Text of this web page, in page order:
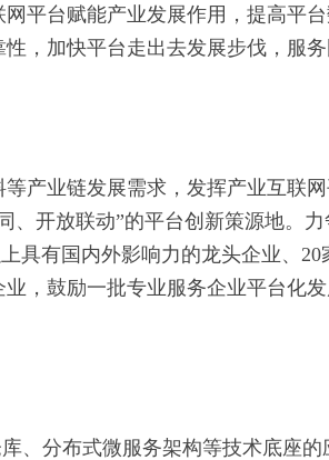
平台赋能产业发展作用，提高平
，加快平台走出去发展步伐，服
产业链发展需求，发挥产业互联
开放联动”的平台创新策源地。力
具有国内外影响力的龙头企业、20
，鼓励一批专业服务企业平台化发
、分布式微服务架构等技术底座的